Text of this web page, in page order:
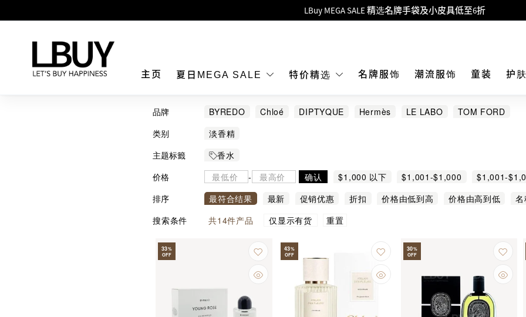
Goyard Hobo / Hobo Mini人气限量特别版限时原价低至75折!
MOKO 1楼175号铺旗舰店特设名牌Hermès、CHANEL及LV专区！
购物满HKD500即享免运费！
主页 夏日MEGA SALE 特价精选 名牌服饰 潮流服饰 童装 护
品牌 BYREDO Chloé DIPTYQUE Hermès LE LABO
TOM FORD
类别
淡香精
主题标籤
香水
价格
- 确认 $1,000 以下 $1,001-$1,000
$1,001-
排序
最符合结果 最新 促销优惠 折扣 价格由低到高 价格由高到低
搜索条件
共14件产品 仅显示有货 重置
33%
OFF
43%
OFF
30%
OFF